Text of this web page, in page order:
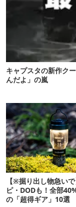
キャプスタの新作ク
んだよ」の嵐
【※掘り出し物急い
ピ・DODも！全部
の「超得ギア」10選